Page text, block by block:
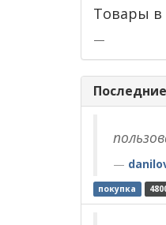
Товары в
—
покупка